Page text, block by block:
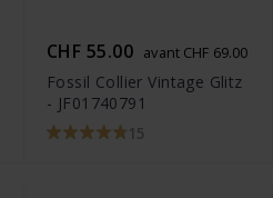
CHF 55.00 avant CHF 69.00
Fossil Collier Vintage Glitz
- JF01740791
15